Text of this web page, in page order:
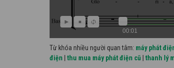
00:01
Từ khóa nhiều người quan tâm: máy phát
điện
thu mua máy phát điện cũ thanh lý